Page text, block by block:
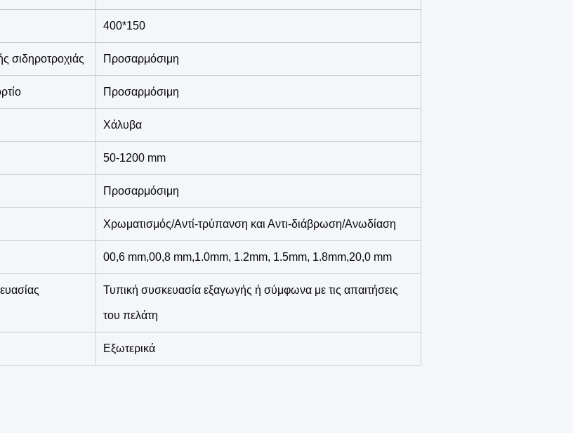
400*150
σιδηροτροχιάς Προσαρμόσιμη
Προσαρμόσιμη
Χάλυβα
50-1200 mm
Προσαρμόσιμη
Χρωματισμός/Αντί-τρύπανση και Αντι-διάβρωση/Ανωδίαση
00,6 mm,00,8 mm,1.0mm, 1.2mm, 1.5mm, 1.8mm,20,0 mm
Τυπική συσκευασία εξαγωγής ή σύμφωνα με τις απαιτήσεις
του πελάτη
Εξωτερικά